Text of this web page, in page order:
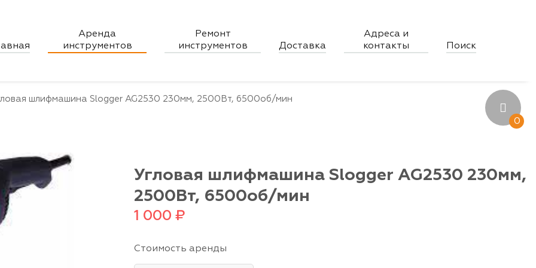
Аренда
инструментов
Ремонт
инструментов
Доставка
Адреса и
контакты
Поиск
шлифмашина Slogger AG2530 230мм, 2500Вт, 6500об/мин
Угловая шлифмашина Slogger AG2530 230мм,
2500Вт, 6500об/мин
1 000 ₽
Стоимость аренды
0